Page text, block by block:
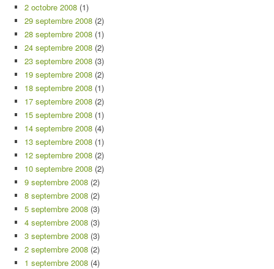
2 octobre 2008 (1)
29 septembre 2008 (2)
28 septembre 2008 (1)
24 septembre 2008 (2)
23 septembre 2008 (3)
19 septembre 2008 (2)
18 septembre 2008 (1)
17 septembre 2008 (2)
15 septembre 2008 (1)
14 septembre 2008 (4)
13 septembre 2008 (1)
12 septembre 2008 (2)
10 septembre 2008 (2)
9 septembre 2008 (2)
8 septembre 2008 (2)
5 septembre 2008 (3)
4 septembre 2008 (3)
3 septembre 2008 (3)
2 septembre 2008 (2)
1 septembre 2008 (4)